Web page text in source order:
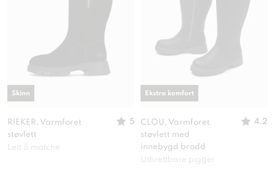
RIEKER, Varmforet
støvlett
5
Lett å matche
Skinn
CLOU, Varmforet
støvlett med
innebygd brodd
4.2
Utbrettbare pigger
Ekstra komfort